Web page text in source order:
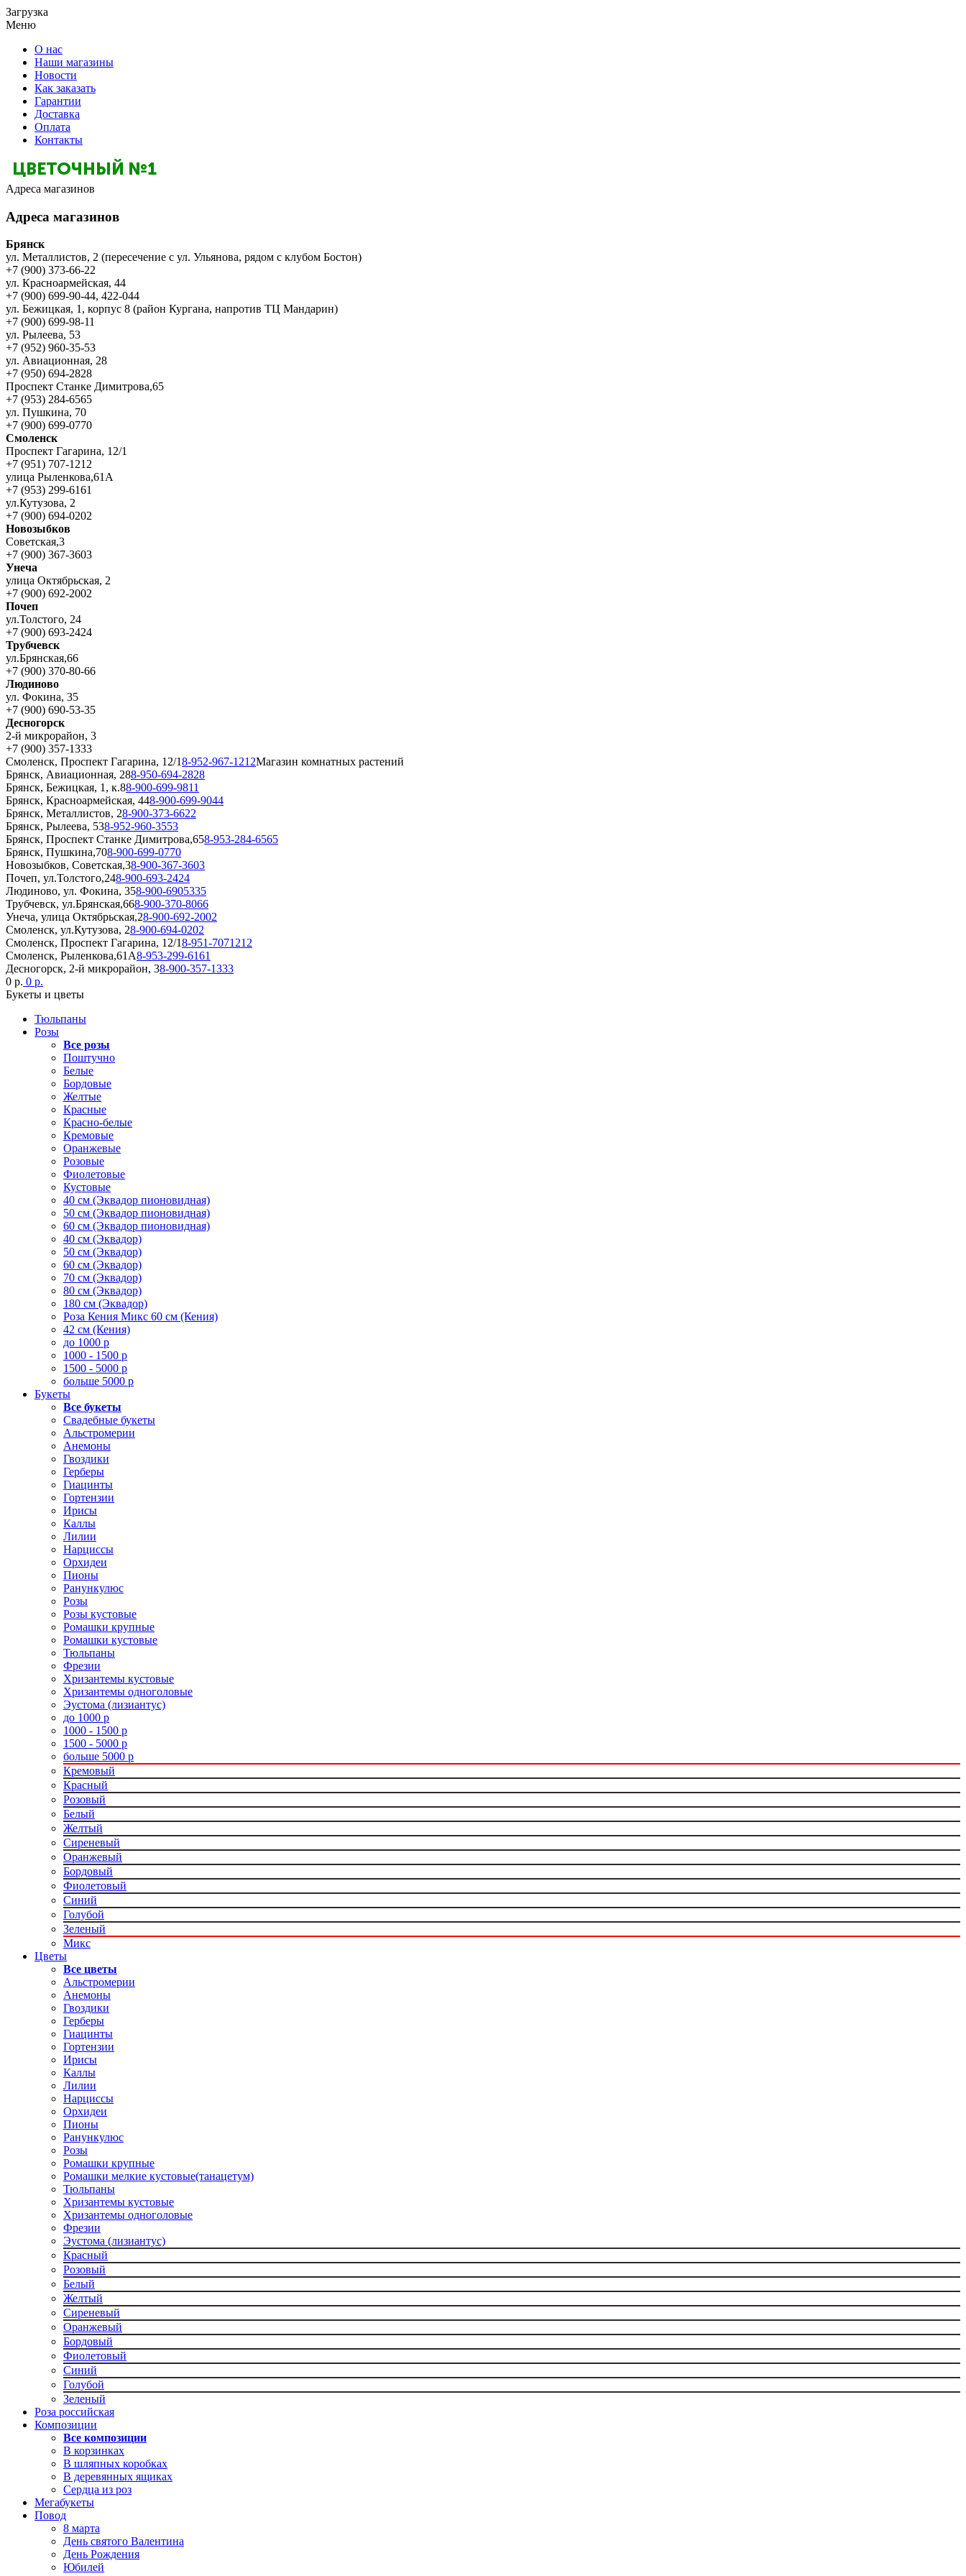
Загрузка
Меню
О нас
Наши магазины
Новости
Как заказать
Гарантии
Доставка
Оплата
Контакты
Адреса магазинов
Адреса магазинов
Брянск
ул. Металлистов, 2 (пересечение с ул. Ульянова, рядом с клубом Бостон)
+7 (900) 373-66-22
ул. Красноармейская, 44
+7 (900) 699-90-44, 422-044
ул. Бежицкая, 1, корпус 8 (район Кургана, напротив ТЦ Мандарин)
+7 (900) 699-98-11
ул. Рылеева, 53
+7 (952) 960-35-53
ул. Авиационная, 28
+7 (950) 694-2828
Проспект Станке Димитрова,65
+7 (953) 284-6565
ул. Пушкина, 70
+7 (900) 699-0770
Смоленск
Проспект Гагарина, 12/1
+7 (951) 707-1212
улица Рыленкова,61А
+7 (953) 299-6161
ул.Кутузова, 2
+7 (900) 694-0202
Новозыбков
Советская,3
+7 (900) 367-3603
Унеча
улица Октябрьская, 2
+7 (900) 692-2002
Почеп
ул.Толстого, 24
+7 (900) 693-2424
Трубчевск
ул.Брянская,66
+7 (900) 370-80-66
Людиново
ул. Фокина, 35
+7 (900) 690-53-35
Десногорск
2-й микрорайон, 3
+7 (900) 357-1333
Смоленск, Проспект Гагарина, 12/18-952-967-1212Магазин комнатных растений
Брянск, Авиационная, 288-950-694-2828
Брянск, Бежицкая, 1, к.88-900-699-9811
Брянск, Красноармейская, 448-900-699-9044
Брянск, Металлистов, 28-900-373-6622
Брянск, Рылеева, 538-952-960-3553
Брянск, Проспект Станке Димитрова,658-953-284-6565
Брянск, Пушкина,708-900-699-0770
Новозыбков, Советская,38-900-367-3603
Почеп, ул.Толстого,248-900-693-2424
Людиново, ул. Фокина, 358-900-6905335
Трубчевск, ул.Брянская,668-900-370-8066
Унеча, улица Октябрьская,28-900-692-2002
Смоленск, ул.Кутузова, 28-900-694-0202
Смоленск, Проспект Гагарина, 12/18-951-7071212
Смоленск, Рыленкова,61А8-953-299-6161
Десногорск, 2-й микрорайон, 38-900-357-1333
0 р. 0 р.
Букеты и цветы
Тюльпаны
Розы
Все розы
Поштучно
Белые
Бордовые
Желтые
Красные
Красно-белые
Кремовые
Оранжевые
Розовые
Фиолетовые
Кустовые
40 см (Эквадор пионовидная)
50 см (Эквадор пионовидная)
60 см (Эквадор пионовидная)
40 см (Эквадор)
50 см (Эквадор)
60 см (Эквадор)
70 см (Эквадор)
80 см (Эквадор)
180 см (Эквадор)
Роза Кения Микс 60 см (Кения)
42 см (Кения)
до 1000 р
1000 - 1500 р
1500 - 5000 р
больше 5000 р
Букеты
Все букеты
Свадебные букеты
Альстромерии
Анемоны
Гвоздики
Герберы
Гиацинты
Гортензии
Ирисы
Каллы
Лилии
Нарциссы
Орхидеи
Пионы
Ранункулюс
Розы
Розы кустовые
Ромашки крупные
Ромашки кустовые
Тюльпаны
Фрезии
Хризантемы кустовые
Хризантемы одноголовые
Эустома (лизиантус)
до 1000 р
1000 - 1500 р
1500 - 5000 р
больше 5000 р
Кремовый
Красный
Розовый
Белый
Желтый
Сиреневый
Оранжевый
Бордовый
Фиолетовый
Синий
Голубой
Зеленый
Микс
Цветы
Все цветы
Альстромерии
Анемоны
Гвоздики
Герберы
Гиацинты
Гортензии
Ирисы
Каллы
Лилии
Нарциссы
Орхидеи
Пионы
Ранункулюс
Розы
Ромашки крупные
Ромашки мелкие кустовые(танацетум)
Тюльпаны
Хризантемы кустовые
Хризантемы одноголовые
Фрезии
Эустома (лизиантус)
Красный
Розовый
Белый
Желтый
Сиреневый
Оранжевый
Бордовый
Фиолетовый
Синий
Голубой
Зеленый
Роза российская
Композиции
Все композиции
В корзинках
В шляпных коробках
В деревянных ящиках
Сердца из роз
Мегабукеты
Повод
8 марта
День святого Валентина
День Рождения
Юбилей